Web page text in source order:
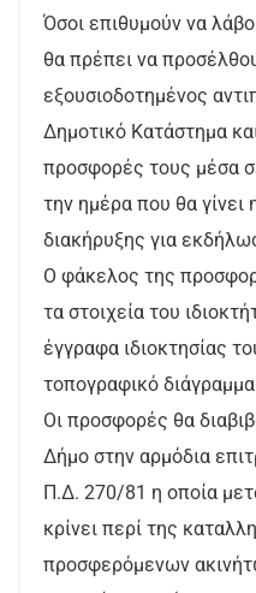
Όσοι επιθυμούν να
θα πρέπει να
εξουσιοδοτημένος
Δημοτικό Κατάστημα
προσφορές τους μέσα
την ημέρα που θα γίνει
διακήρυξης για
Ο φάκελος της
τα στοιχεία του
έγγραφα ιδιοκτησίας
τοπογραφικό
Οι προσφορές θα
Δήμο στην αρμόδια
Π.Δ. 270/81 η οποία
κρίνει περί της
προσφερόμενων